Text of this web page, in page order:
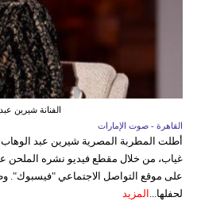
الفنانة شيرين
القاهرة - صوت الإمارات
أطلت المطربة المصرية شيرين عبد
غياب، من خلال مقطع فيديو نشره الملحن
على موقع التواصل الاجتماعي "فيسبوك".
لحفلها... المزيد